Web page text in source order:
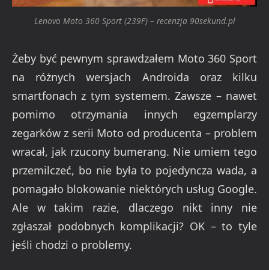
Lenovo Moto 360 Sport (239F) – recenzja 90sekund.pl
Żeby być pewnym sprawdzałem Moto 360 Sport
na różnych wersjach Androida oraz kilku
smartfonach z tym systemem. Zawsze – nawet
pomimo otrzymania innych egzemplarzy
zegarków z serii Moto od producenta – problem
wracał, jak rzucony bumerang. Nie umiem tego
przemilczeć, bo nie była to pojedyncza wada, a
pomagało blokowanie niektórych usług Google.
Ale w takim razie, dlaczego nikt inny nie
zgłaszał podobnych komplikacji? OK – to tyle
jeśli chodzi o problemy.